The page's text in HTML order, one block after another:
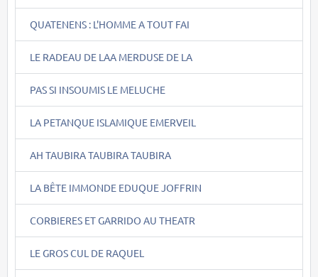
QUATENENS : L'HOMME A TOUT FAI
LE RADEAU DE LAA MERDUSE DE LA
PAS SI INSOUMIS LE MELUCHE
LA PETANQUE ISLAMIQUE EMERVEIL
AH TAUBIRA TAUBIRA TAUBIRA
LA BÊTE IMMONDE EDUQUE JOFFRIN
CORBIERES ET GARRIDO AU THEATR
LE GROS CUL DE RAQUEL